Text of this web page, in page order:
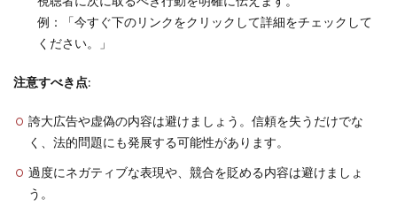
例：「今すぐ下のリンクをクリックして詳細をチェックして
ください。」
注意すべき点:
誇大広告や虚偽の内容は避けましょう。信頼を失うだけでな
く、法的問題にも発展する可能性があります。
過度にネガティブな表現や、競合を貶める内容は避けましょ
う。